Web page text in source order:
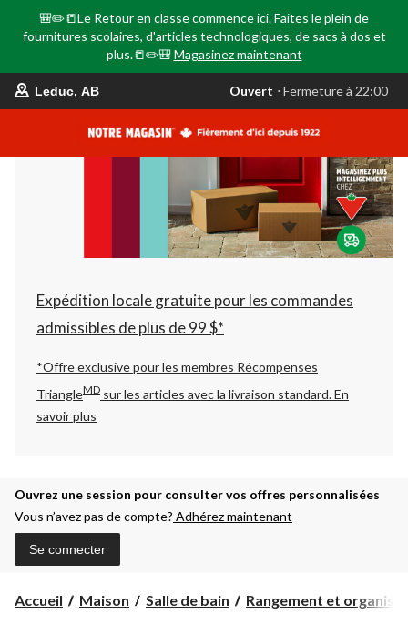
🎒✏️📒Le Retour en classe commence ici. Faites le plein de
fournitures scolaires, d'articles technologiques, de sacs à dos et
plus.📒✏️🎒 Magasinez maintenant
votre
est
AB,
Ouvert,
Fermeture
à
22:00
changer
Leduc, AB Ouvert ⋅ Fermeture à 22:00
Expédition locale gratuite pour les commandes
admissibles de plus de 99 $*
*Offre exclusive pour les membres Récompenses
TriangleMD sur les articles avec la livraison standard.En
savoir plus
Ouvrez une session pour consulter vos offres personnalisées
Vous n’avez pas de compte? Adhérez maintenant
Se connecter
Accueil Maison Salle de bain Rangement et